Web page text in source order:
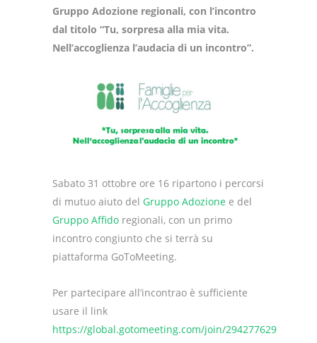
Gruppo Adozione regionali, con l’incontro
dal titolo “Tu, sorpresa alla mia vita.
Nell’accoglienza l’audacia di un incontro”.
Sabato 31 ottobre ore 16 ripartono i percorsi
di mutuo aiuto del Gruppo Adozione e del
Gruppo Affido regionali, con un primo
incontro congiunto che si terrà su
piattaforma GoToMeeting.
Per partecipare all’incontrao è sufficiente
usare il link
https://global.gotomeeting.com/join/294277629